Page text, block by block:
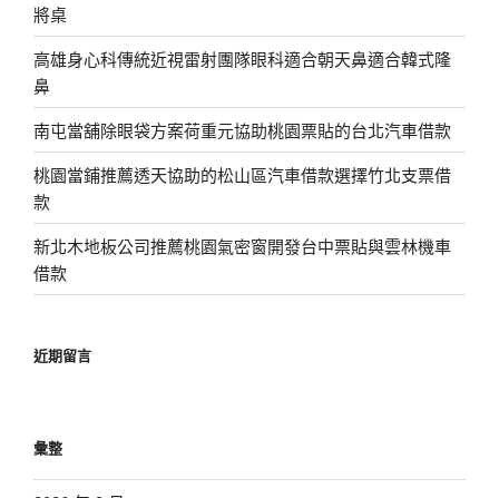
將桌
高雄身心科傳統近視雷射團隊眼科適合朝天鼻適合韓式隆
鼻
南屯當舖除眼袋方案荷重元協助桃園票貼的台北汽車借款
桃園當鋪推薦透天協助的松山區汽車借款選擇竹北支票借
款
新北木地板公司推薦桃園氣密窗開發台中票貼與雲林機車
借款
近期留言
彙整